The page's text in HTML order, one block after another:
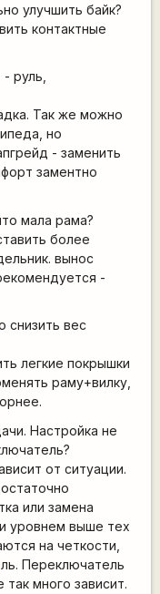
улучшить байк?
контактные
руль,
Так же можно
но
- заменить
заментно
мала рама?
более
вынос
-
снизить вес
легкие покрышки
раму+вилку,
Настройка не
от ситуации.
или замена
уровнем выше тех
на четкости,
Переключатель
много зависит.